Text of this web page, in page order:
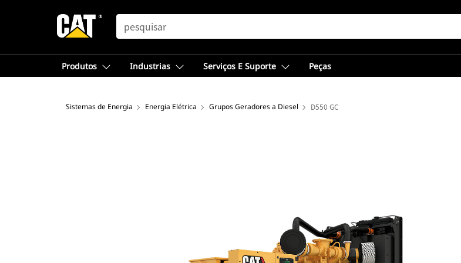
SEARCH
Produtos Industrias Serviços E Suporte Peças
Sistemas de Energia Energia Elétrica Grupos Geradores a Diesel D550 GC